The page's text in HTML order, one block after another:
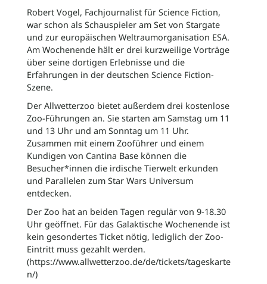
Robert Vogel, Fachjournalist für Science Fiction,
war schon als Schauspieler am Set von Stargate
und zur europäischen Weltraumorganisation ESA.
Am Wochenende hält er drei kurzweilige Vorträge
über seine dortigen Erlebnisse und die
Erfahrungen in der deutschen Science Fiction-
Szene.
Der Allwetterzoo bietet außerdem drei kostenlose
Zoo-Führungen an. Sie starten am Samstag um 11
und 13 Uhr und am Sonntag um 11 Uhr.
Zusammen mit einem Zooführer und einem
Kundigen von Cantina Base können die
Besucher*innen die irdische Tierwelt erkunden
und Parallelen zum Star Wars Universum
entdecken.
Der Zoo hat an beiden Tagen regulär von 9-18.30
Uhr geöffnet. Für das Galaktische Wochenende ist
kein gesondertes Ticket nötig, lediglich der Zoo-
Eintritt muss gezahlt werden.
(https://www.allwetterzoo.de/de/tickets/tageskarte
n/)